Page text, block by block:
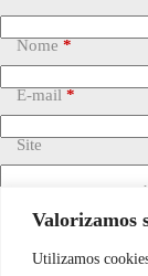
Valorizamos
Utilizamos
Nome *
E-mail *
Site
Adicionar